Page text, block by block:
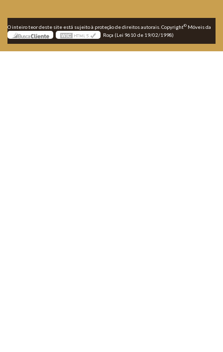
O inteiro teor deste site está sujeito à proteção de direitos autorais. Copyright© Móveis da
Roça (Lei 9610 de 19/02/1998)